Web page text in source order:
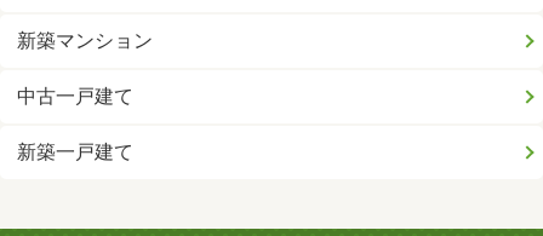
新築マンション
中古一戸建て
新築一戸建て